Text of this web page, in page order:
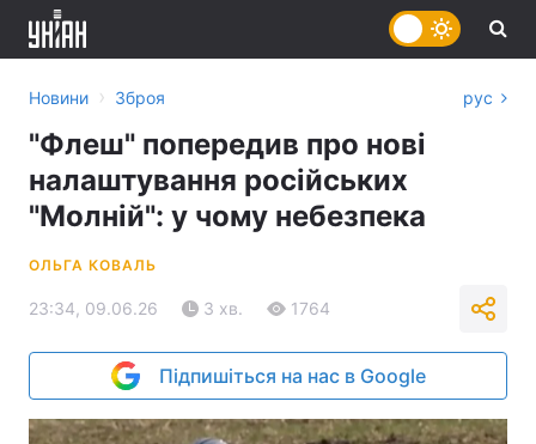
Новини › Зброя рус
"Флеш" попередив про нові
налаштування російських
"Молній": у чому небезпека
ОЛЬГА КОВАЛЬ
23:34, 09.06.26 3 хв. 1764
Підпишіться на нас в Google